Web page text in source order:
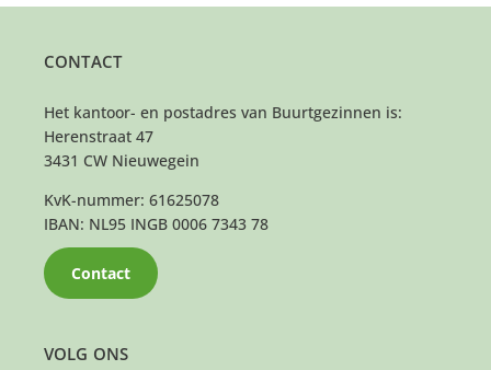
VOLG ONS
CONTACT
Het kantoor- en postadres van Buurtgezinnen is:
Herenstraat 47
3431 CW Nieuwegein
KvK-nummer: 61625078
IBAN: NL95 INGB 0006 7343 78
Contact